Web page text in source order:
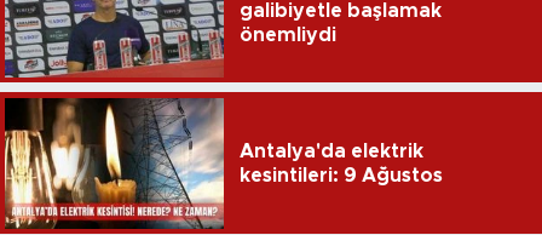
galibiyetle başlamak
önemliydi
Antalya'da elektrik
kesintileri: 9 Ağustos